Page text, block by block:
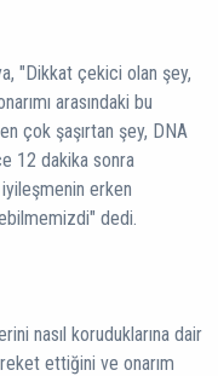
"Dikkat çekici olan şey,
arasındaki bu
çok şaşırtan şey, DNA
12 dakika sonra
iyileşmenin erken
dedi.
nasıl koruduklarına dair
ettiğini ve onarım